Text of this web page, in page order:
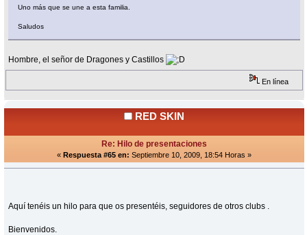
Uno más que se une a esta familia.
Saludos
Hombre, el señor de Dragones y Castillos
En línea
RED SKIN
Re: Hilo de presentaciones
« Respuesta #65 en: Septiembre 10, 2009, 18:54 Horas »
Aquí tenéis un hilo para que os presentéis, seguidores de otros clubs .
Bienvenidos.